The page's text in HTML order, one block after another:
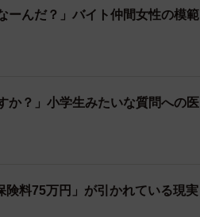
ーんだ？」バイト仲間女性の模範
か？」小学生みたいな質問への医
料75万円」が引かれている現実